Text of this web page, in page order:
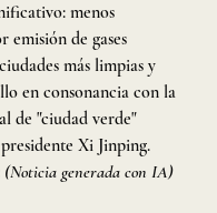
menos
emisión de gases
más limpias y
en consonancia con la
de "ciudad verde"
Xi Jinping.
(Noticia generada con IA)